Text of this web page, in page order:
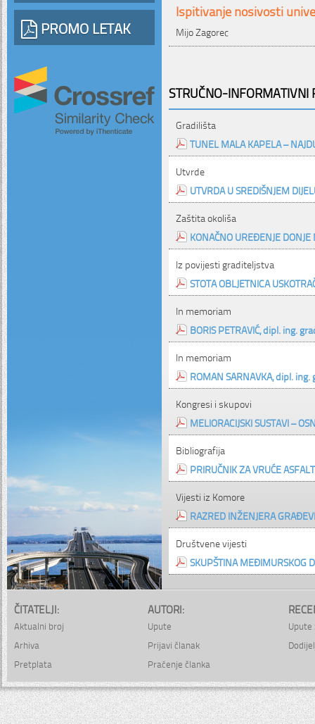
PROMO LETAK
Ispitivanje nosivosti
Mijo Zagorec
STRUČNO-INFORMATIVNI
Gradilišta
TUNEL MALA KAPELA –
Utvrde
UTVRDA U SREDIŠNJEM
Zaštita okoliša
KONAČNO UREĐENJE DONJE
Iz povijesti graditeljstva
STOTA OBLJETNICA
In memoriam
BORIS PETRAVIĆ, dipl. ing.
In memoriam
ROMAN SARNAVKA, dipl. ing.
Kongresi i skupovi
MELIORACIJSKI SUSTAVI –
Bibliografija
PRIRUČNIK ZA VRUĆE
Vijesti iz Komore
RAZRED INŽENJERA
Društvene vijesti
SKUPŠTINA MEĐIMURSKOG
ČITATELJI:
Aktualni broj
Arhiva
Pretplata
AUTORI:
Upute
Prijavi članak
Praćenje članka
Upute